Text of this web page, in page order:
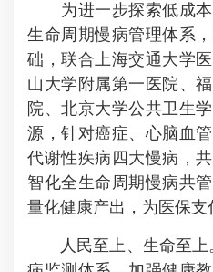
为进一步探索低成本
生命周期慢病管理体系
础，联合上海交通大学
山大学附属第一医院、
院、北京大学公共卫生
源，针对癌症、心脑血
代谢性疾病四大慢病，
智化全生命周期慢病共
量化健康产出，为医保支
人民至上、生命至上